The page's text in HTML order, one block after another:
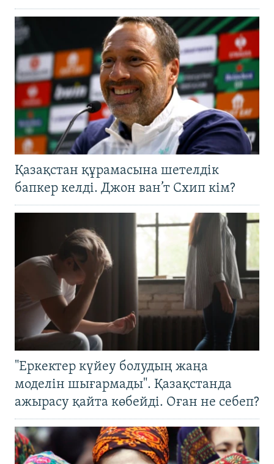
Қазақстан құрамасына шетелдік
бапкер келді. Джон ван’т Схип кім?
"Еркектер күйеу болудың жаңа
моделін шығармады". Қазақстанда
ажырасу қайта көбейді. Оған не себеп?